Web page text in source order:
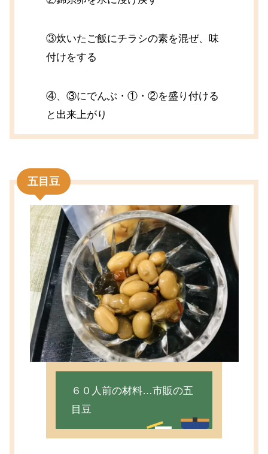
③炊いたご飯にチラシの素を混ぜ、味
付けをする
④、③にでんぶ・①・②を盛り付ける
と出来上がり
五目豆
６０人前の材料…市販の五
目豆